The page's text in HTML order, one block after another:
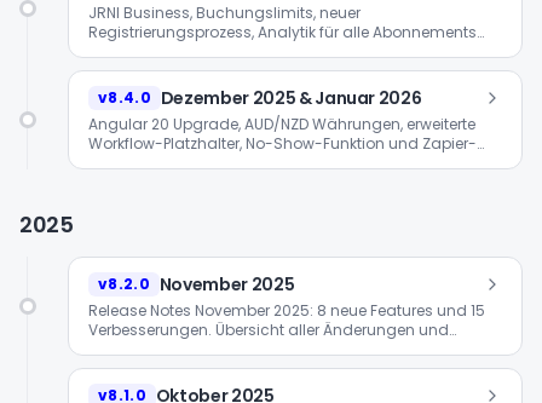
JRNI Business, Buchungslimits, neuer
Registrierungsprozess, Analytik für alle Abonnements
v8.4.0 Dezember 2025 & Januar 2026
Angular 20 Upgrade, AUD/NZD Währungen, erweiterte
Workflow-Platzhalter, No-Show-Funktion und Zapier-
2025
v8.2.0 November 2025
Release Notes November 2025: 8 neue Features und 15
Verbesserungen. Übersicht aller Änderungen und
v8.1.0 Oktober 2025